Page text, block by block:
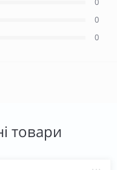
0
0
товари